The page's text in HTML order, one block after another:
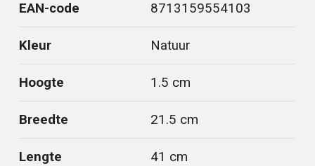
EAN-code 8713159554103
Kleur Natuur
Hoogte 1.5 cm
Breedte 21.5 cm
Lengte 41 cm